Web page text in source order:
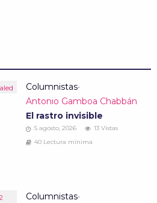
Columnistas•
Antonio Gamboa Chabbán
El rastro invisible
5 agosto, 2026
13 Vistas
40 Lectura mínima
Columnistas•